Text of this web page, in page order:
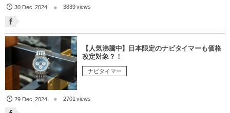
30 Dec ,2024 3839 views
【人気沸騰中】日本限定のナビタイマーも価格
改定対象？！
ナビタイマー
29 Dec ,2024 2701 views